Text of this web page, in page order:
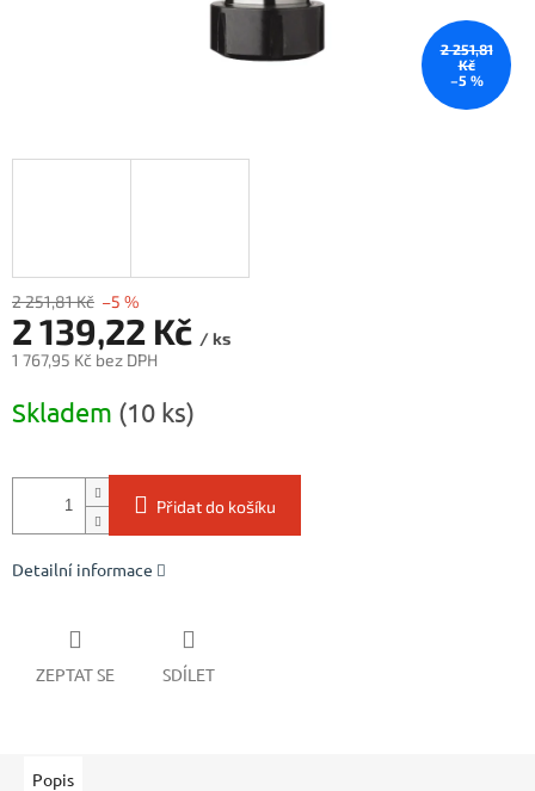
2 251,81
Kč
–5 %
2 251,81 Kč –5 %
2 139,22 Kč / ks
1 767,95 Kč bez DPH
cena:
Skladem (10 ks)
Přidat do košíku
Detailní informace
ZEPTAT SE SDÍLET
Popis